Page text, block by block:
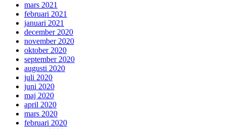
mars 2021
februari 2021
januari 2021
december 2020
november 2020
oktober 2020
september 2020
augusti 2020
juli 2020
juni 2020
maj 2020
april 2020
mars 2020
februari 2020